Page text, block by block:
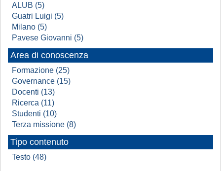
ALUB (5)
Guatri Luigi (5)
Milano (5)
Pavese Giovanni (5)
Area di conoscenza
Formazione (25)
Governance (15)
Docenti (13)
Ricerca (11)
Studenti (10)
Terza missione (8)
Tipo contenuto
Testo (48)